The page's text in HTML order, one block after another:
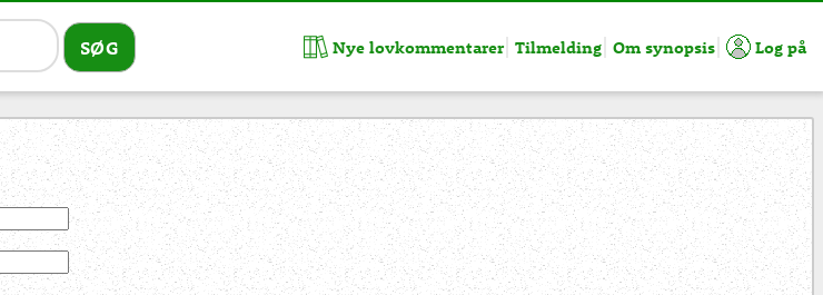
Nye lovkommentarer Tilmelding Om synopsis Log på